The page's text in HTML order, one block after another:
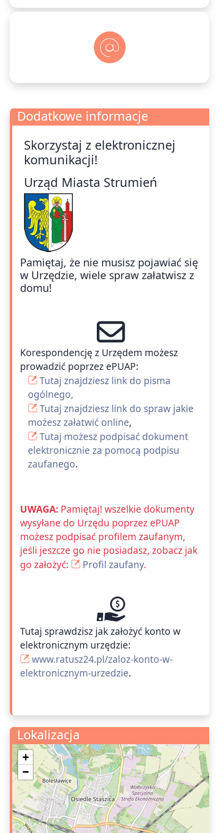
Dodatkowe informacje
Dodatkowe informacje
Skorzystaj z elektronicznej
komunikacji!
Urząd Miasta Strumień
Pamiętaj, że nie musisz pojawiać się
w Urzędzie, wiele spraw załatwisz z
domu!
Korespondencję z Urzędem możesz
prowadzić poprzez ePUAP:
Tutaj znajdziesz link do pisma
ogólnego,
Tutaj znajdziesz link do spraw jakie
możesz załatwić online,
Tutaj możesz podpisać dokument
elektronicznie za pomocą podpisu
zaufanego.
UWAGA: Pamiętaj! wszelkie dokumenty
wysyłane do Urzędu poprzez ePUAP
możesz podpisać profilem zaufanym,
jeśli jeszcze go nie posiadasz, zobacz jak
go założyć:
Profil zaufany.
Tutaj sprawdzisz jak założyć konto w
elektronicznym urzędzie:
www.ratusz24.pl/zaloz-konto-w-
elektronicznym-urzedzie.
Lokalizacja
+
−